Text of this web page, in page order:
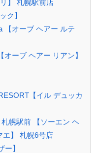
】 札幌駅前店
ク】
【オーブ ヘアー ルテ
ーブ ヘアー リアン】
【イル デュッカ
幌駅前 【ソーエン ヘ
エ】 札幌6号店
】